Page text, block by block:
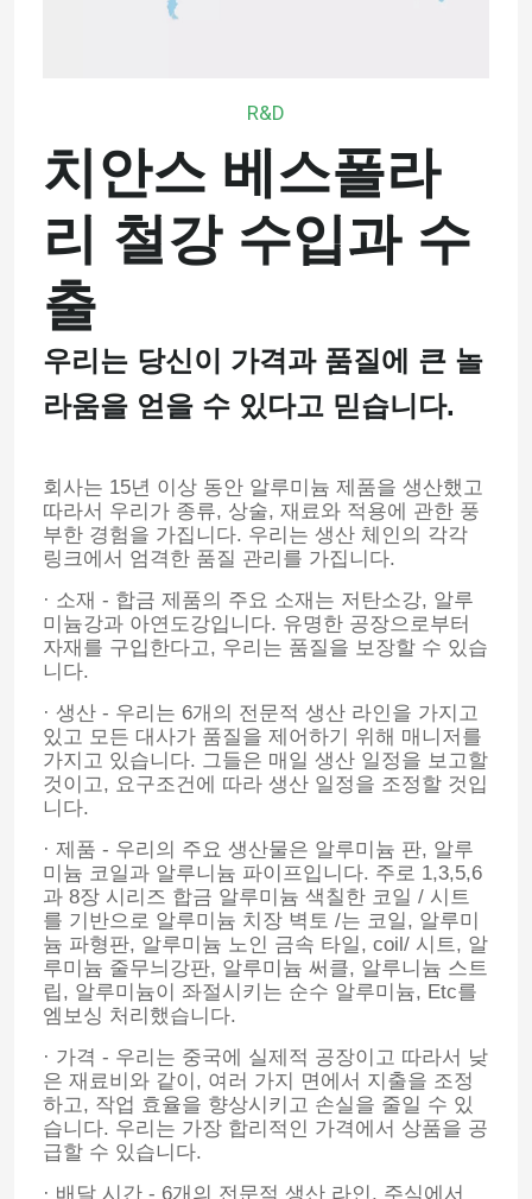
공장 여행
품질 관리
연락주세요
스테인레스 강 둥근 파이프
스테인레스 강 이음매 없는 관
탄소강 배관
아연 도금 강관
스테인레스 강 시트판
앵글 스틸 프로필
녹슬지 않는 강재 환봉
알루니늄 합금 시트
스테인리스강 코일
R&D
치안스 베스폴라
리 철강 수입과 수
출
우리는 당신이 가격과 품질에 큰 놀
라움을 얻을 수 있다고 믿습니다.
회사는 15년 이상 동안 알루미늄 제품을 생산했고
따라서 우리가 종류, 상술, 재료와 적용에 관한 풍
부한 경험을 가집니다. 우리는 생산 체인의 각각
링크에서 엄격한 품질 관리를 가집니다.
· 소재 - 합금 제품의 주요 소재는 저탄소강, 알루
미늄강과 아연도강입니다. 유명한 공장으로부터
자재를 구입한다고, 우리는 품질을 보장할 수 있습
니다.
· 생산 - 우리는 6개의 전문적 생산 라인을 가지고
있고 모든 대사가 품질을 제어하기 위해 매니저를
가지고 있습니다. 그들은 매일 생산 일정을 보고할
것이고, 요구조건에 따라 생산 일정을 조정할 것입
니다.
· 제품 - 우리의 주요 생산물은 알루미늄 판, 알루
미늄 코일과 알루니늄 파이프입니다. 주로 1,3,5,6
과 8장 시리즈 합금 알루미늄 색칠한 코일 / 시트
를 기반으로 알루미늄 치장 벽토 /는 코일, 알루미
늄 파형판, 알루미늄 노인 금속 타일, coil/ 시트, 알
루미늄 줄무늬강판, 알루미늄 써클, 알루니늄 스트
립, 알루미늄이 좌절시키는 순수 알루미늄, Etc를
엠보싱 처리했습니다.
· 가격 - 우리는 중국에 실제적 공장이고 따라서 낮
은 재료비와 같이, 여러 가지 면에서 지출을 조정
하고, 작업 효율을 향상시키고 손실을 줄일 수 있
습니다. 우리는 가장 합리적인 가격에서 상품을 공
급할 수 있습니다.
· 배달 시간 - 6개의 전문적 생산 라인, 주식에서